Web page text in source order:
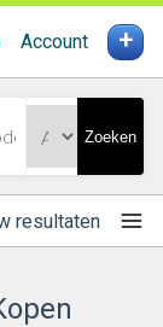
Account +
Zoeken
resultaten